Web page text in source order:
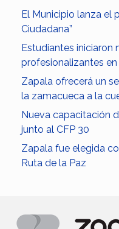
El Municipio lanza el
Ciudadana”
Estudiantes iniciaron
profesionalizantes
Zapala ofrecerá un
la zamacueca a la
Nueva capacitación
junto al CFP 30
Zapala fue elegida
Ruta de la Paz